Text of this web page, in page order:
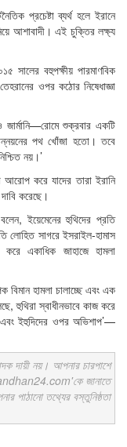
প্রচেষ্টা ব্যর্থ হলে ইরানে
আশাবাদী। এই চুক্তির লক্ষ্য
সালের বহুপক্ষীয় পারমাণবিক
ওপর কঠোর নিষেধাজ্ঞা
শুক্রবার একটি
পথ খোঁজা হতো। তবে
নয়।’
আরোপ করে যাদের তারা ইরানি
করেছে।
বলেন, ইয়েমেনের হুথিদের প্রতি
লোহিত সাগরে ইসরাইল-হামাস
করে একাধিক জাহাজে হামলা
বিমান হামলা চালাচ্ছে এবং এক
হুথিরা স্বাধীনভাবে কাজ করে
ইহুদিদের ওপর অভিশাপ’—
দায়ী নয়। আপনার চারপাশে
জানাতে
তথ্যের বস্তুনিষ্ঠতা